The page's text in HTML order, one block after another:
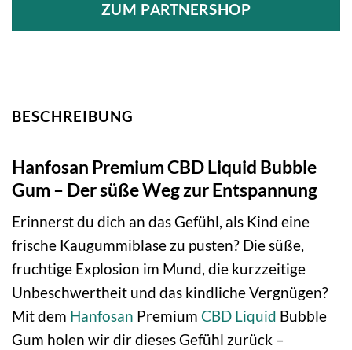
ZUM PARTNERSHOP
BESCHREIBUNG
Hanfosan Premium CBD Liquid Bubble
Gum – Der süße Weg zur Entspannung
Erinnerst du dich an das Gefühl, als Kind eine
frische Kaugummiblase zu pusten? Die süße,
fruchtige Explosion im Mund, die kurzzeitige
Unbeschwertheit und das kindliche Vergnügen?
Mit dem Hanfosan Premium CBD Liquid Bubble
Gum holen wir dir dieses Gefühl zurück –